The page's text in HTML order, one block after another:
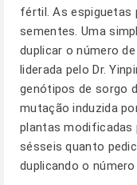
fértil. As espiguetas
sementes. Uma
duplicar o número
liderada pelo Dr.
genótipos de sorgo
mutação induzida
plantas modificadas
sésseis quanto
duplicando o